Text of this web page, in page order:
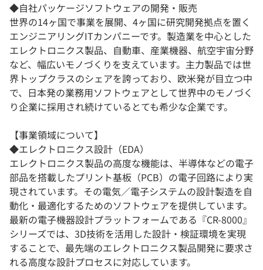
◆自社パッケージソフトウェアの開発・販売
世界の14ヶ国で事業を展開、4ヶ国に研究開発拠点を置く
エンジニアリングITカンパニーです。製造業を中心とした
エレクトロニクス製品、自動車、産業機器、航空宇宙分野
など、幅広いモノづくりを支えています。主力製品では世
界トップクラスのシェアを誇っており、欧米発が目立つ中
で、日本発の業務用ソフトウェアとして世界中のモノづく
り企業に採用され続けているとても希少な企業です。
【事業領域について】
◆エレクトロニクス設計（EDA）
エレクトロニクス製品の高度な機能は、半導体などの電子
部品を搭載したプリント基板（PCB）の電子回路により実
現されています。その電気／電子システムの設計製造を自
動化・最適化するためのソフトウェアを提供しています。
最新の電子機器設計プラットフォームである『CR-8000』
シリーズでは、3D技術を活用した設計・検証環境を実現
することで、最先端のエレクトロニクス製品開発に要求さ
れる高度な設計プロセスに対応しています。